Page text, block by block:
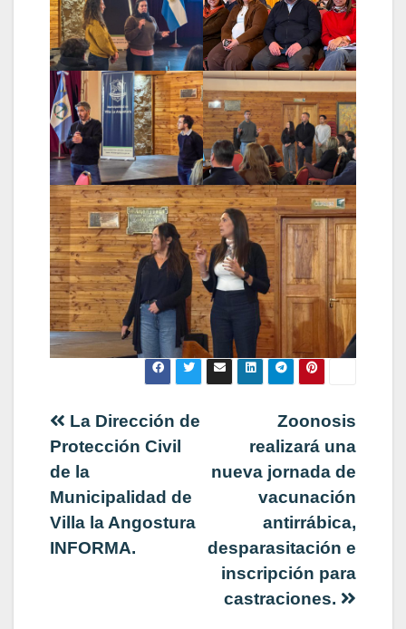
Navegación
de
entradas
Zoonosis
realizará una
nueva jornada de
vacunación
antirrábica,
desparasitación e
inscripción para
castraciones.
La Dirección de
Protección Civil
de la
Municipalidad de
Villa la Angostura
INFORMA.